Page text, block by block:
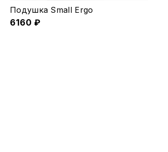
Подушка Small Ergo
6160 ₽